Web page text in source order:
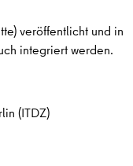
veröffentlicht und in
integriert werden.
(ITDZ)